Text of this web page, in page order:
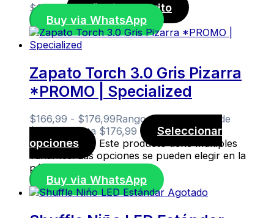
$60,00
Añadir al carrito
Buy via WhatsApp
Zapato Torch 3.0 Gris Pizarra
*PROMO | Specialized
$166,99 - $176,99Rango de precios: desde
$166,99 hasta $176,99
Seleccionar
opciones
Este producto tiene múltiples
variantes. Las opciones se pueden elegir en la
página de producto
Buy via WhatsApp
Agotado